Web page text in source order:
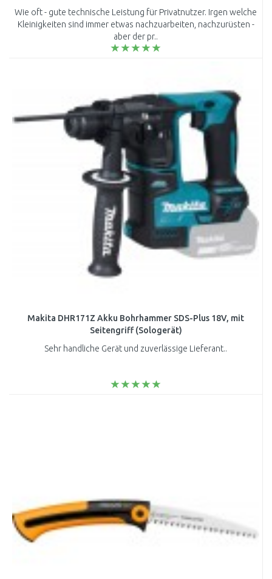
Wie oft - gute technische Leistung für Privatnutzer. Irgen welche
Kleinigkeiten sind immer etwas nachzuarbeiten, nachzurüsten -
aber der pr..
Makita DHR171Z Akku Bohrhammer SDS-Plus 18V, mit
Seitengriff (Sologerät)
Sehr handliche Gerät und zuverlässige Lieferant..